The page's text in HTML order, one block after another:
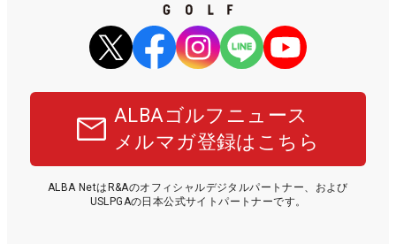
ALBAゴルフニュース
メルマガ登録はこちら
ALBA NetはR&Aのオフィシャルデジタルパートナー、および
USLPGAの日本公式サイトパートナーです。